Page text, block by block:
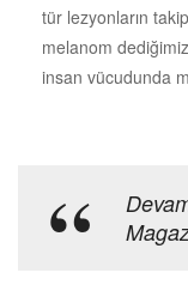
tür lezyonların
melanom
insan vücudunda